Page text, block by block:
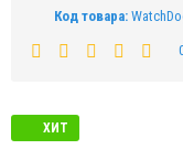
Код товара:
ХИТ